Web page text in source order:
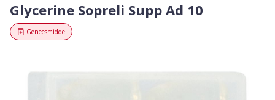
Glycerine Sopreli Supp Ad 10
Geneesmiddel